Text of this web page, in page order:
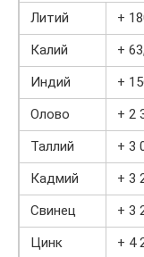
Литий
+
Калий
+
Индий
+
Олово
+ 2
Таллий
+ 3
Кадмий
+ 3
Свинец
+ 3
Цинк
+ 4